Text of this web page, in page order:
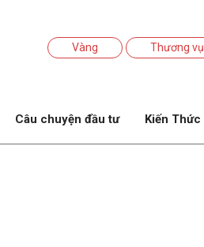
Vàng Thương vụ
Câu chuyện đầu tư Kiến Thức